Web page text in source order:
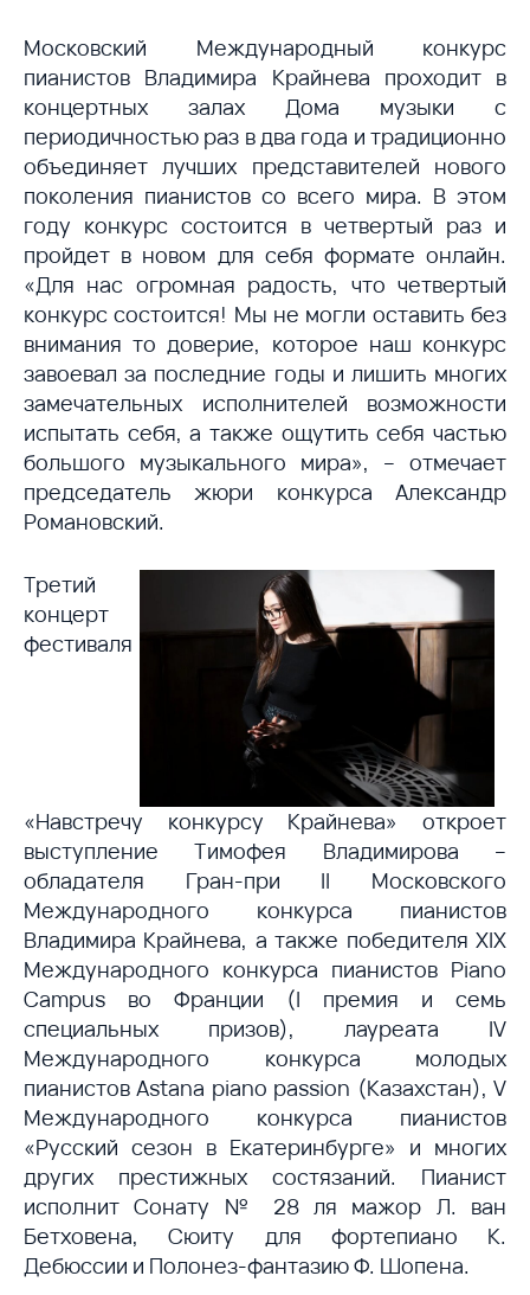
Московский Международный конкурс
пианистов Владимира Крайнева проходит в
концертных залах Дома музыки с
периодичностью раз в два года и традиционно
объединяет лучших представителей нового
поколения пианистов со всего мира. В этом
году конкурс состоится в четвертый раз и
пройдет в новом для себя формате онлайн.
«Для нас огромная радость, что четвертый
конкурс состоится! Мы не могли оставить без
внимания то доверие, которое наш конкурс
завоевал за последние годы и лишить многих
замечательных исполнителей возможности
испытать себя, а также ощутить себя частью
большого музыкального мира», – отмечает
председатель жюри конкурса Александр
Романовский.
Третий
концерт
фестиваля
«Навстречу конкурсу Крайнева» откроет
выступление Тимофея Владимирова –
обладателя Гран-при II Московского
Международного конкурса пианистов
Владимира Крайнева, а также победителя XIX
Международного конкурса пианистов Piano
Campus во Франции (I премия и семь
специальных призов), лауреата IV
Международного конкурса молодых
пианистов Astana piano passion (Казахстан), V
Международного конкурса пианистов
«Русский сезон в Екатеринбурге» и многих
других престижных состязаний. Пианист
исполнит Сонату № 28 ля мажор Л. ван
Бетховена, Сюиту для фортепиано К.
Дебюссии и Полонез-фантазию Ф. Шопена.